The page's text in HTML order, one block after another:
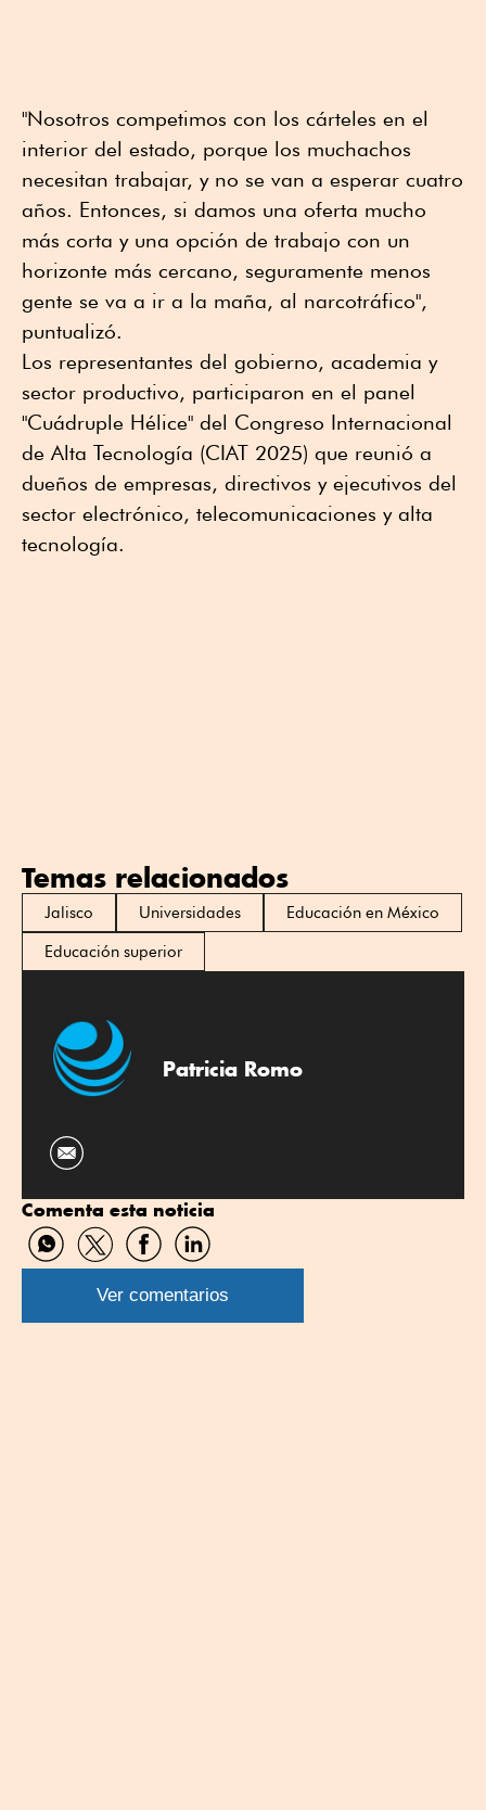
"Nosotros competimos con los cárteles en el
interior del estado, porque los muchachos
necesitan trabajar, y no se van a esperar cuatro
años. Entonces, si damos una oferta mucho
más corta y una opción de trabajo con un
horizonte más cercano, seguramente menos
gente se va a ir a la maña, al narcotráfico",
puntualizó.
Los representantes del gobierno, academia y
sector productivo, participaron en el panel
"Cuádruple Hélice" del Congreso Internacional
de Alta Tecnología (CIAT 2025) que reunió a
dueños de empresas, directivos y ejecutivos del
sector electrónico, telecomunicaciones y alta
tecnología.
Temas relacionados
Jalisco Universidades
Educación en México
Educación superior
Patricia Romo
Comenta esta noticia
Compartir
por
WhatsApp
Compartir
por
Twitter
Compartir
por
Facebook
Compartir
por
Linkedin
Ver comentarios